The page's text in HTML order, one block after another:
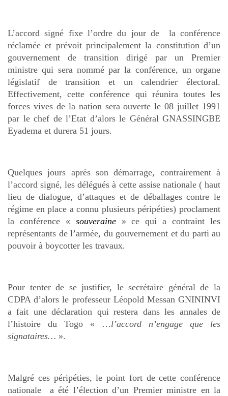
L’accord signé fixe l’ordre du jour de la conférence
réclamée et prévoit principalement la constitution d’un
gouvernement de transition dirigé par un Premier
ministre qui sera nommé par la conférence, un organe
législatif de transition et un calendrier électoral.
Effectivement, cette conférence qui réunira toutes les
forces vives de la nation sera ouverte le 08 juillet 1991
par le chef de l’Etat d’alors le Général GNASSINGBE
Eyadema et durera 51 jours.
Quelques jours après son démarrage, contrairement à
l’accord signé, les délégués à cette assise nationale ( haut
lieu de dialogue, d’attaques et de déballages contre le
régime en place a connu plusieurs péripéties) proclament
la conférence « souveraine » ce qui a contraint les
représentants de l’armée, du gouvernement et du parti au
pouvoir à boycotter les travaux.
Pour tenter de se justifier, le secrétaire général de la
CDPA d’alors le professeur Léopold Messan GNININVI
a fait une déclaration qui restera dans les annales de
l’histoire du Togo « …l’accord n’engage que les
signataires… ».
Malgré ces péripéties, le point fort de cette conférence
nationale a été l’élection d’un Premier ministre en la